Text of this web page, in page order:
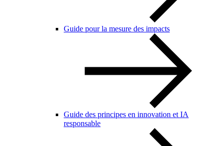
Guide pour la mesure des impacts
Guide des principes en innovation et IA
responsable